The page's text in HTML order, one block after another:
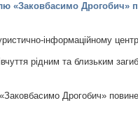
«Заковбасимо Дрогобич»
інформаційному
рідним та близьким
Дрогобич»